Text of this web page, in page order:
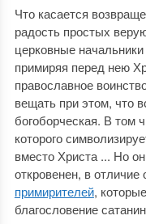
Что касается
радость простых
церковные
примиряя перед нею
православное
вещать при этом, что
богоборческая. В том
которого
вместо Христа ... Но
откровенен, в отличие
примирителей,
благословение